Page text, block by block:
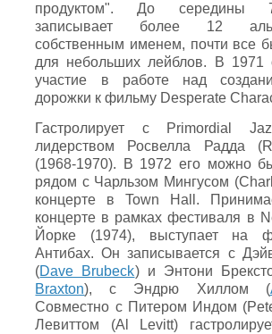
продуктом". До середины
записывает более 12
собственным именем, почти все
для небольших лейблов. В 1971
участие в работе над
дорожки к фильму Desperate
Гастролирует с Primordial
лидерством Росвелла Радда
(1968-1970). В 1972 его можно
рядом с Чарльзом Мингусом
концерте в Town Hall.
концерте в рамках фестиваля в
Йорке (1974), выступает на
Антибах. Он записывается с
(Dave Brubeck) и Энтони
Braxton), с Эндрю Хиллом (
Совместно с Питером Индом
Левиттом (Al Levitt)